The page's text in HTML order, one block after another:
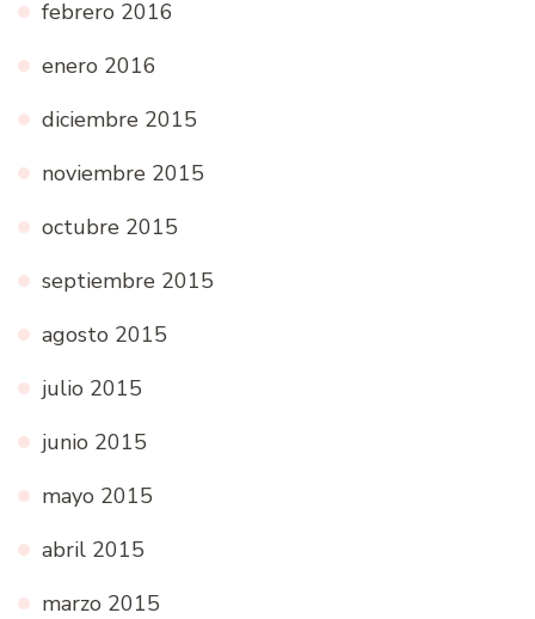
febrero 2016
enero 2016
diciembre 2015
noviembre 2015
octubre 2015
septiembre 2015
agosto 2015
julio 2015
junio 2015
mayo 2015
abril 2015
marzo 2015